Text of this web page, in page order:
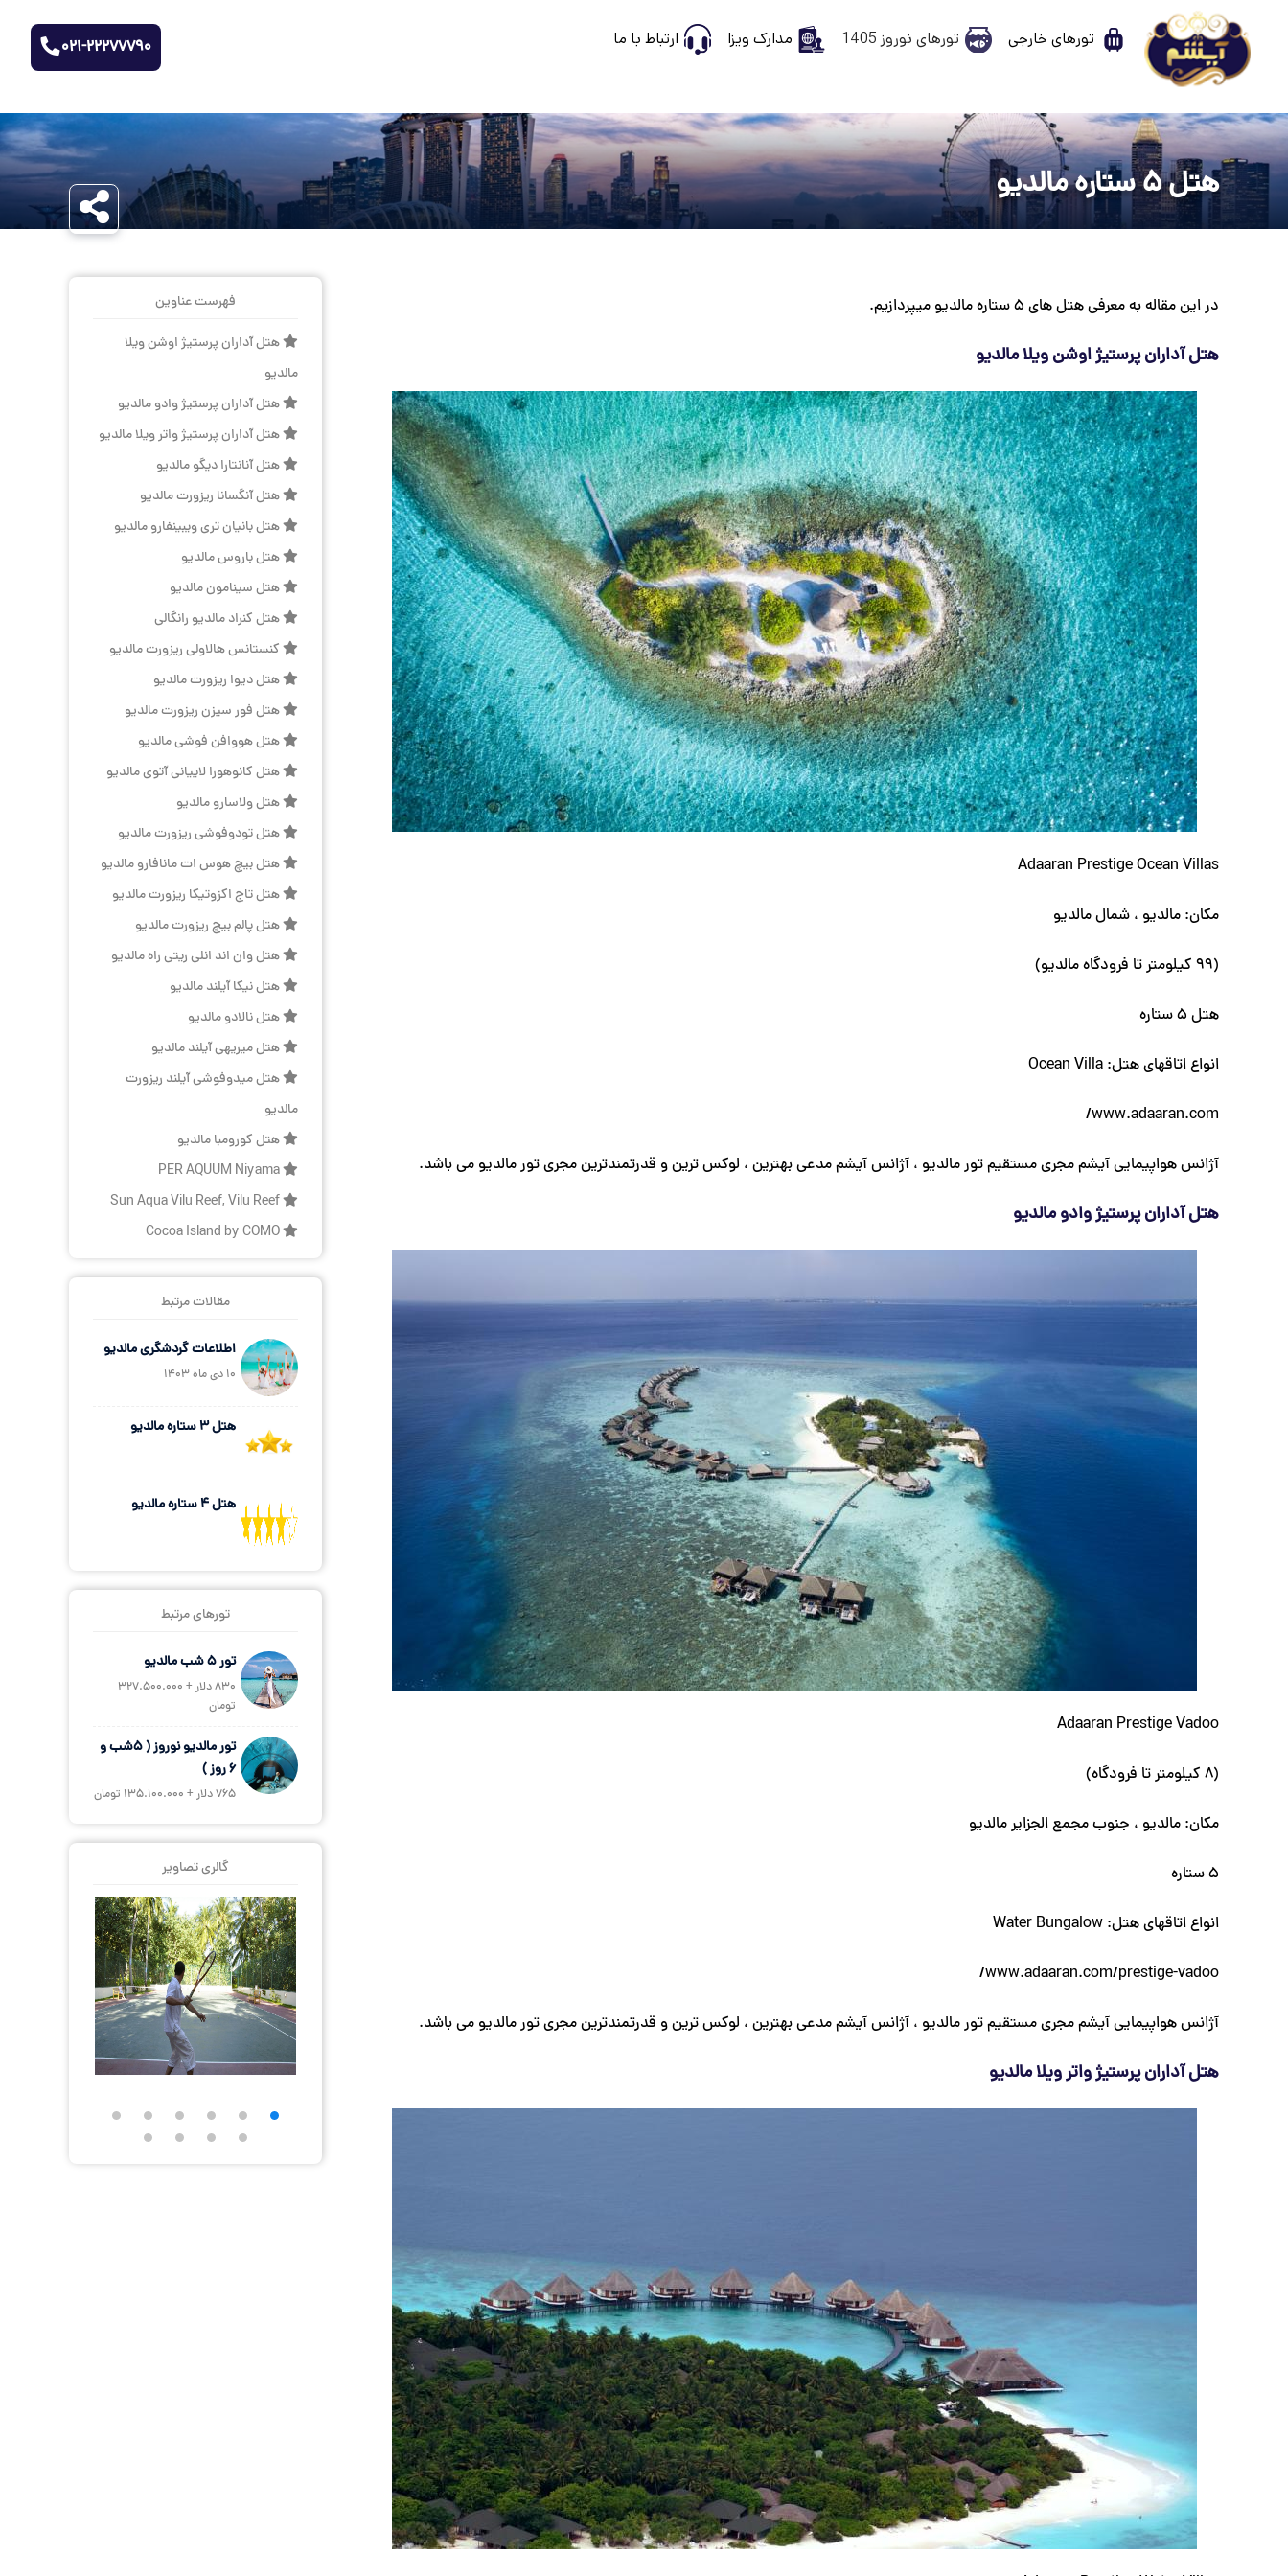
تورهای خارجی تورهای نوروز 1405 مدارک ویزا ارتباط با ما 021-22277790
هتل 5 ستاره مالدیو
در این مقاله به معرفی هتل های 5 ستاره مالدیو میپردازیم.
هتل آداران پرستیژ اوشن ویلا مالدیو
Adaaran Prestige Ocean Villas
مکان: مالدیو ، شمال مالدیو
(99 کیلومتر تا فرودگاه مالدیو)
هتل 5 ستاره
انواع اتاقهای هتل: Ocean Villa
www.adaaran.com/
آژانس هواپیمایی آیشم مجری مستقیم تور مالدیو ، آژانس آیشم مدعی بهترین ، لوکس ترین و قدرتمندترین مجری تور مالدیو می باشد.
هتل آداران پرستیژ وادو مالدیو
Adaaran Prestige Vadoo
(8 کیلومتر تا فرودگاه)
مکان: مالدیو ، جنوب مجمع الجزایر مالدیو
5 ستاره
انواع اتاقهای هتل: Water Bungalow
www.adaaran.com/prestige-vadoo‎/
آژانس هواپیمایی آیشم مجری مستقیم تور مالدیو ، آژانس آیشم مدعی بهترین ، لوکس ترین و قدرتمندترین مجری تور مالدیو می باشد.
هتل آداران پرستیژ واتر ویلا مالدیو
فهرست عناوین
هتل آداران پرستیژ اوشن ویلا
مالدیو
هتل آداران پرستیژ وادو مالدیو
هتل آداران پرستیژ واتر ویلا مالدیو
هتل آنانتارا دیگو مالدیو
هتل آنگسانا ریزورت مالدیو
هتل بانیان تری ویبینفارو مالدیو
هتل باروس مالدیو
هتل سینامون مالدیو
هتل کنراد مالدیو رانگالی
کنستانس هالاولی ریزورت مالدیو
هتل دیوا ریزورت مالدیو
هتل فور سیزن ریزورت مالدیو
هتل هووافن فوشی مالدیو
هتل کانوهورا لاییانی آتوی مالدیو
هتل ولاسارو مالدیو
هتل تودوفوشی ریزورت مالدیو
هتل بیچ هوس ات مانافارو مالدیو
هتل تاج اکزوتیکا ریزورت مالدیو
هتل پالم بیچ ریزورت مالدیو
هتل وان اند انلی ریتی راه مالدیو
هتل نیکا آیلند مالدیو
هتل نالادو مالدیو
هتل میریهی آیلند مالدیو
هتل میدوفوشی آیلند ریزورت
مالدیو
هتل کورومبا مالدیو
مقالات مرتبط
اطلاعات گردشگری مالدیو
10 دی ماه 1403
هتل 3 ستاره مالدیو
هتل 4 ستاره مالدیو
تورهای مرتبط
تور 5 شب مالدیو
830 دلار + 327.500.000
تومان
تور مالدیو نوروز ( 5شب و
6 روز )
765 دلار + 135.100.000 تومان
گالری تصاویر